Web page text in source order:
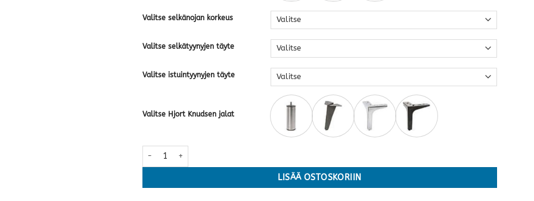
Valitse selkänojan korkeus
Valitse selkätyynyjen täyte
Valitse istuintyynyjen täyte
Valitse Hjort Knudsen jalat
Skandia 2600 sohva, kangas · useita kokoja ja värejä määrä
LISÄÄ OSTOSKORIIN